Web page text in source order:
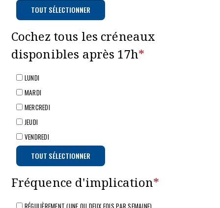
TOUT SÉLECTIONNER
Cochez tous les créneaux
disponibles après 17h*
LUNDI
MARDI
MERCREDI
JEUDI
VENDREDI
TOUT SÉLECTIONNER
Fréquence d'implication*
RÉGULIÈREMENT (UNE OU DEUX FOIS PAR SEMAINE)